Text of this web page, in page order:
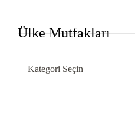
Ülke Mutfakları
Mutfakları